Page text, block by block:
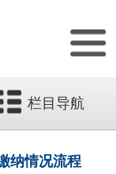
栏目导航
纳情况流程